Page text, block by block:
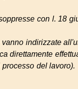
con l. 18
indirizzate
direttamente
del lavoro).